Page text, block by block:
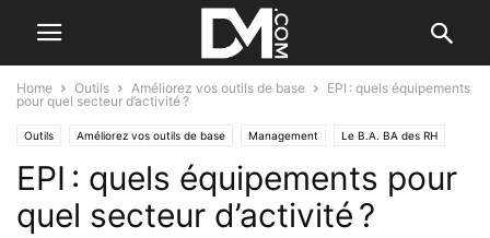
Home Outils Améliorez vos outils de base
EPI : quels équipements
pour quel secteur d’activité ?
Outils Améliorez vos outils de base Management Le B.A. BA des RH
Motiver ses salariés Personnel Santé et bien-être
EPI : quels équipements pour
quel secteur d’activité ?